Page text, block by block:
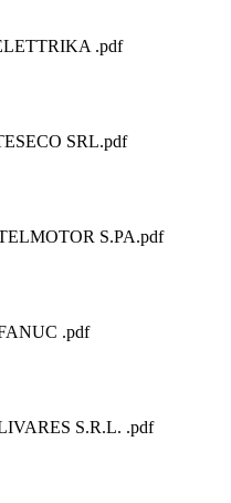
.pdf
SRL.pdf
S.PA.pdf
.pdf
S.R.L. .pdf